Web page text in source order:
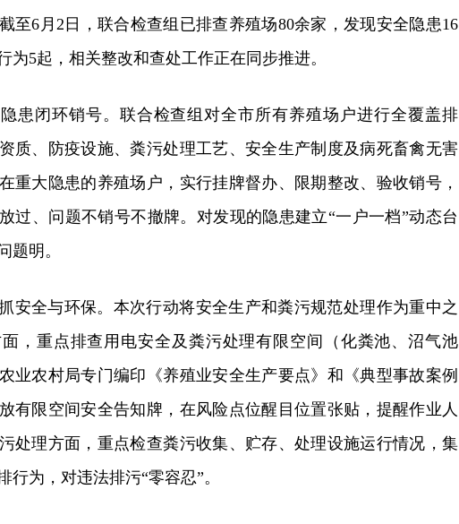
至6月2日，联合检查组已排查养殖场80余家，发现安全隐患16
为5起，相关整改和查处工作正在同步推进。
患闭环销号。联合检查组对全市所有养殖场户进行全覆盖排
质、防疫设施、粪污处理工艺、安全生产制度及病死畜禽无害
重大隐患的养殖场户，实行挂牌督办、限期整改、验收销号，
过、问题不销号不撤牌。对发现的隐患建立“一户一档”动态台
题明。
安全与环保。本次行动将安全生产和粪污规范处理作为重中之
，重点排查用电安全及粪污处理有限空间（化粪池、沼气池
业农村局专门编印《养殖业安全生产要点》和《典型事故案例
有限空间安全告知牌，在风险点位醒目位置张贴，提醒作业人
处理方面，重点检查粪污收集、贮存、处理设施运行情况，集
行为，对违法排污“零容忍”。